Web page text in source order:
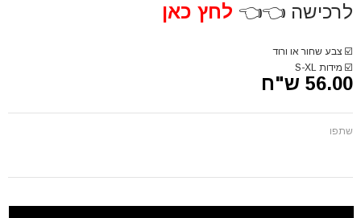
לרכישה 👈👈 לחץ כאן
☑️ צבע שחור או ורוד
☑️ מידות S-XL
56.00 ש"ח
שתפו